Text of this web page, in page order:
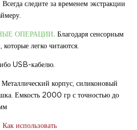
Всегда следите за временем экстракции
ОПЕРАЦИИ. Благодаря сенсорным
легко читаются.
USB-кабелю.
Металлический корпус, силиконовый
Емкость 2000 гр с точностью до
использовать